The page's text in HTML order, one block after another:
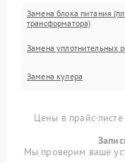
Замена блока питания
трансформатора)
Замена уплотнительных
Замена кулера
Цены в прайс-
Мы проверим ваше